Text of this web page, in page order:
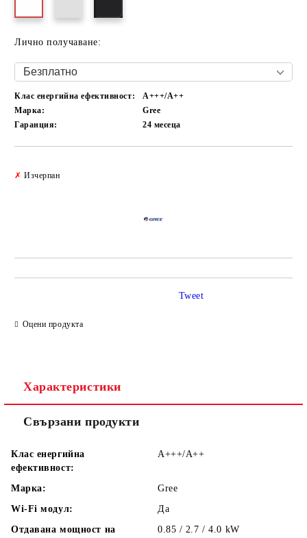
Лично получаване:
Клас енергийна ефективност:
А+++/A++
Марка:
Gree
Гаранция:
24 месеца
✗ Изчерпан
Оцени продукта
Tweet
Характеристики
Свързани продукти
Клас енергийна
ефективност:
А+++/A++
Марка:
Gree
Wi-Fi модул:
Дa
Отдавана мощност на
0.85 / 2.7 / 4.0 kW